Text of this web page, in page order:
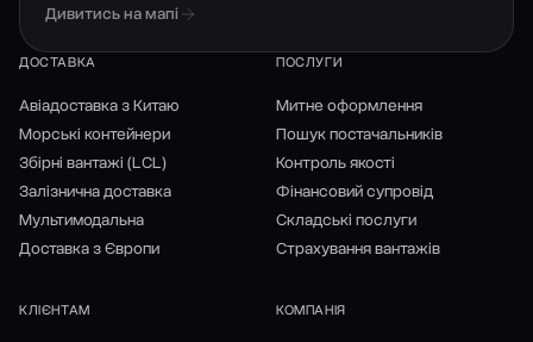
Дивитись на мапі
ДОСТАВКА
Авіадоставка з Китаю
Морські контейнери
Збірні вантажі (LCL)
Залізнична доставка
Мультимодальна
Доставка з Європи
ПОСЛУГИ
Митне оформлення
Пошук постачальників
Контроль якості
Фінансовий супровід
Складські послуги
Страхування вантажів
КЛІЄНТАМ КОМПАНІЯ